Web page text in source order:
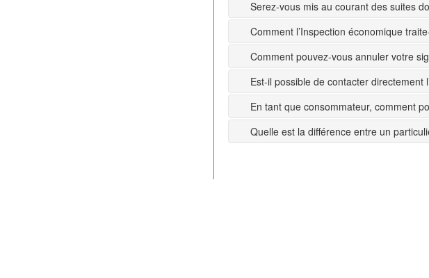
Serez-vous mis au courant des suites
Comment l’Inspection économique
Comment pouvez-vous annuler votre
Est-il possible de contacter directement
En tant que consommateur, comment
Quelle est la différence entre un